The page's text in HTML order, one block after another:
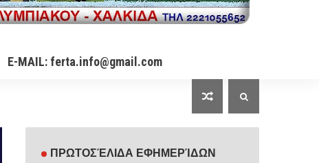
E-MAIL: ferta.info@gmail.com
ΠΡΩΤΟΣΈΛΙΔΑ ΕΦΗΜΕΡΊΔΩΝ